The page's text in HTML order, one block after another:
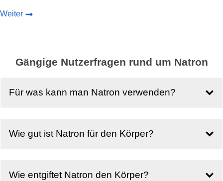
Weiter
Gängige Nutzerfragen rund um Natron
Für was kann man Natron verwenden?
Wie gut ist Natron für den Körper?
Wie entgiftet Natron den Körper?